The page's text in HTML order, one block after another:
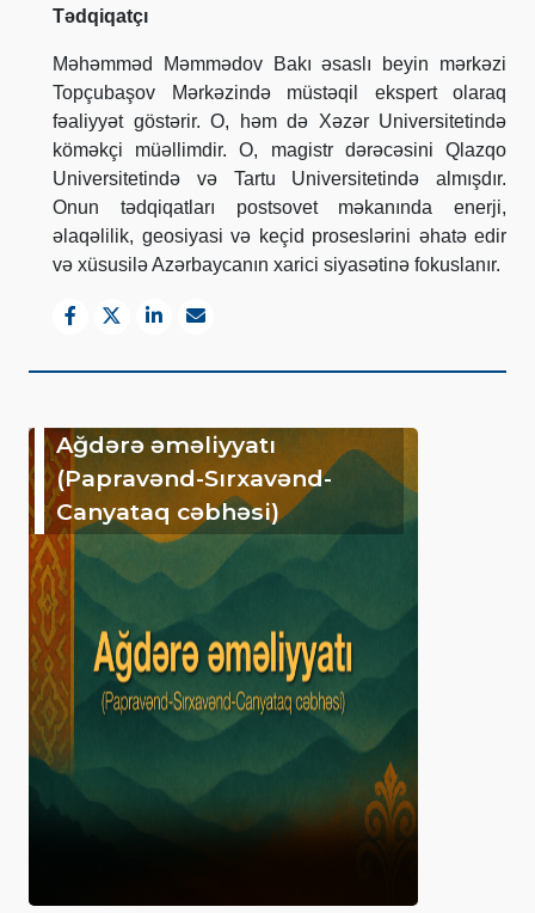
Tədqiqatçı
Məhəmməd Məmmədov Bakı əsaslı beyin mərkəzi
Topçubaşov Mərkəzində müstəqil ekspert olaraq
fəaliyyət göstərir. O, həm də Xəzər Universitetində
köməkçi müəllimdir. O, magistr dərəcəsini Qlazqo
Universitetində və Tartu Universitetində almışdır.
Onun tədqiqatları postsovet məkanında enerji,
əlaqəlilik, geosiyasi və keçid proseslərini əhatə edir
və xüsusilə Azərbaycanın xarici siyasətinə fokuslanır.
Ağdərə əməliyyatı
(Papravənd-Sırxavənd-
Canyataq cəbhəsi)